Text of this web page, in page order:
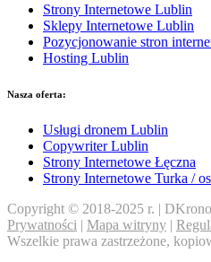
Strony Internetowe Lublin
Sklepy Internetowe Lublin
Pozycjonowanie stron
Hosting Lublin
Nasza oferta:
Usługi dronem Lublin
Copywriter Lublin
Strony Internetowe Łęczna
Strony Internetowe Turka /
Copyright © 2018-2025 r. |
Prywatności | Mapa witryny |
Wszelkie prawa zastrzeżone,